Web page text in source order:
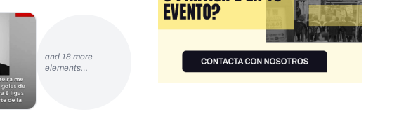
and 18 more
elements…